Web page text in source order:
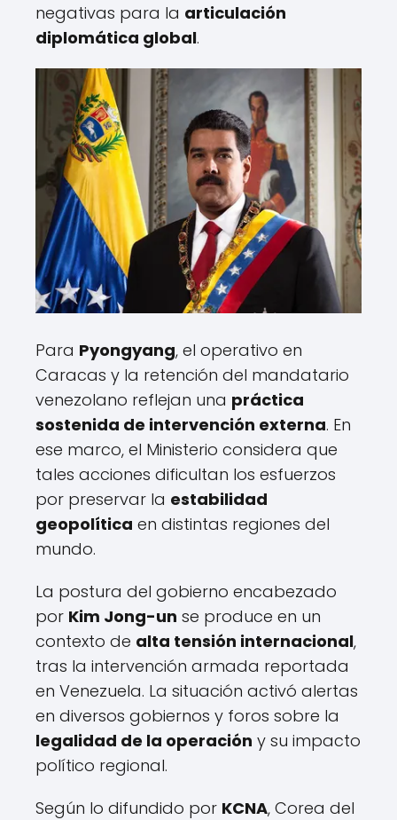
negativas para la articulación
diplomática global.
Para Pyongyang, el operativo en
Caracas y la retención del mandatario
venezolano reflejan una práctica
sostenida de intervención externa. En
ese marco, el Ministerio considera que
tales acciones dificultan los esfuerzos
por preservar la estabilidad
geopolítica en distintas regiones del
mundo.
La postura del gobierno encabezado
por Kim Jong-un se produce en un
contexto de alta tensión internacional,
tras la intervención armada reportada
en Venezuela. La situación activó alertas
en diversos gobiernos y foros sobre la
legalidad de la operación y su impacto
político regional.
Según lo difundido por KCNA, Corea del